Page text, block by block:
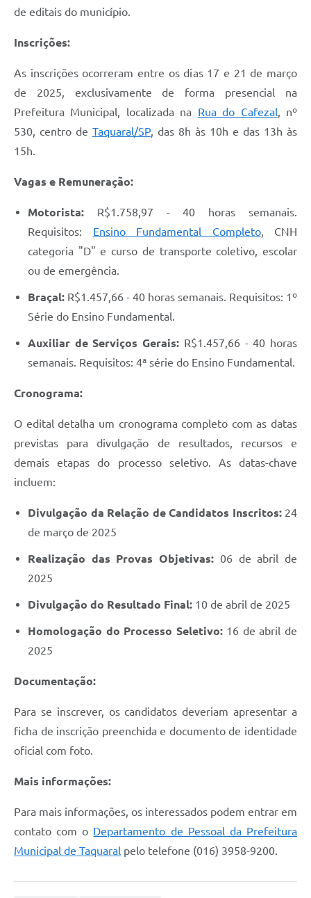
de editais do município.
Inscrições:
As inscrições ocorreram entre os dias 17 e 21 de março
de 2025, exclusivamente de forma presencial na
Prefeitura Municipal, localizada na Rua do Cafezal, nº
530, centro de Taquaral/SP, das 8h às 10h e das 13h às
15h.
Vagas e Remuneração:
Motorista: R$1.758,97 - 40 horas semanais.
Requisitos: Ensino Fundamental Completo, CNH
categoria "D" e curso de transporte coletivo, escolar
ou de emergência.
Braçal: R$1.457,66 - 40 horas semanais. Requisitos: 1º
Série do Ensino Fundamental.
Auxiliar de Serviços Gerais: R$1.457,66 - 40 horas
semanais. Requisitos: 4ª série do Ensino Fundamental.
Cronograma:
O edital detalha um cronograma completo com as datas
previstas para divulgação de resultados, recursos e
demais etapas do processo seletivo. As datas-chave
incluem:
Divulgação da Relação de Candidatos Inscritos:24
de março de 2025
Realização das Provas Objetivas: 06 de abril de
2025
Divulgação do Resultado Final: 10 de abril de 2025
Homologação do Processo Seletivo:16 de abril de
2025
Documentação:
Para se inscrever, os candidatos deveriam apresentar a
ficha de inscrição preenchida e documento de identidade
oficial com foto.
Mais informações:
Para mais informações, os interessados podem entrar em
contato com o Departamento de Pessoal da Prefeitura
Municipal de Taquaral pelo telefone (016) 3958-9200.